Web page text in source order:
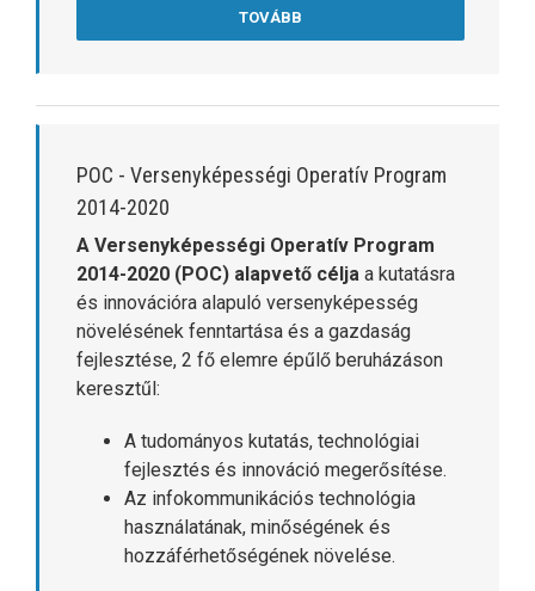
TOVÁBB
POC - Versenyképességi Operatív Program
2014-2020
A Versenyképességi Operatív Program
2014-2020 (POC) alapvető célja a kutatásra
és innovációra alapuló versenyképesség
növelésének fenntartása és a gazdaság
fejlesztése, 2 fő elemre épűlő beruházáson
keresztűl:
A tudományos kutatás, technológiai
fejlesztés és innováció megerősítése.
Az infokommunikációs technológia
használatának, minőségének és
hozzáférhetőségének növelése.